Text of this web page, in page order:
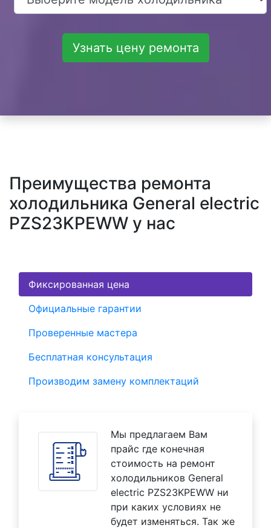
Узнать цену ремонта
Преимущества ремонта
холодильника General electric
PZS23KPEWW у нас
Фиксированная цена
Официальные гарантии
Проверенные мастера
Бесплатная консультация
Производим замену комплектаций
Мы предлагаем Вам
прайс где конечная
стоимость на ремонт
холодильников General
electric PZS23KPEWW ни
при каких условиях не
будет изменяться. Так же